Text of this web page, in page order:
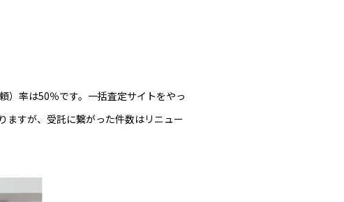
）率は50％です。一括査定サイトをやっ
ますが、受託に繋がった件数はリニュー